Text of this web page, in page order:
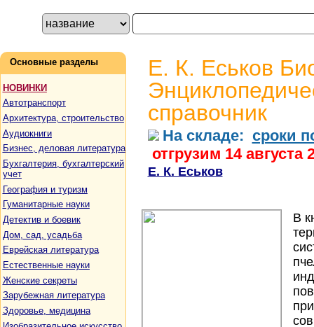
Основные разделы
НОВИНКИ
Автотранспорт
Архитектура, строительство
Аудиокниги
Бизнес, деловая литература
Бухгалтерия, бухгалтерский
учет
География и туризм
Гуманитарные науки
Детектив и боевик
Дом, сад, усадьба
Еврейская литература
Естественные науки
Женские секреты
Зарубежная литература
Здоровье, медицина
Е. К. Еськов
справочник
На складе: сроки
отгрузим 14 августа
Е. К. Еськов
В